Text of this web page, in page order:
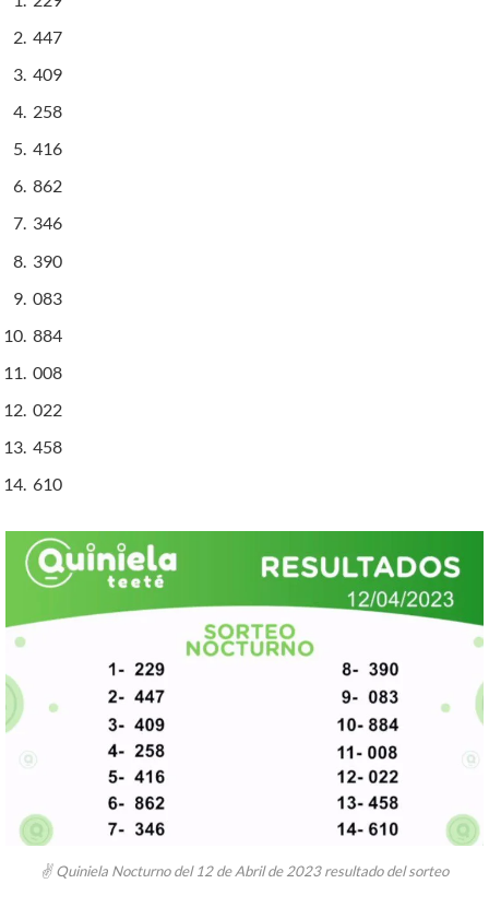
447
409
258
416
862
346
390
083
884
008
022
458
610
✌ Quiniela Nocturno del 12 de Abril de 2023 resultado del sorteo